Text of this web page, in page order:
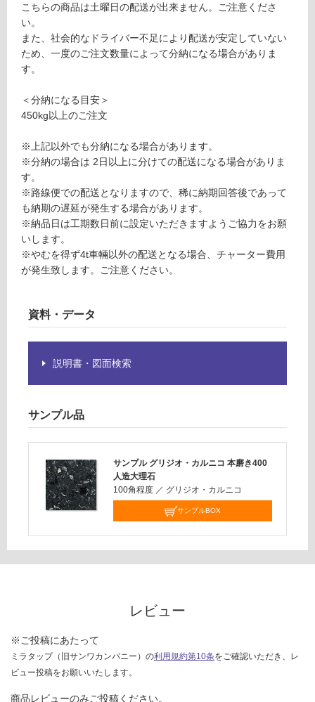
商
仕
様
ご
確
く
だ
い
対
し
て
い
こちらの商品は土曜日の配送が出来ません。ご注意くださ
い。
また、社会的なドライバー不足により配送が安定していない
ため、一度のご注文数量によって分納になる場合がありま
す。
＜分納になる目安＞
450kg以上のご注文
※上記以外でも分納になる場合があります。
※分納の場合は 2日以上に分けての配送になる場合がありま
す。
※路線便での配送となりますので、稀に納期回答後であって
も納期の遅延が発生する場合があります。
※納品日は工期数日前に設定いただきますようご協力をお願
いします。
※やむを得ず4t車輛以外の配送となる場合、チャーター費用
が発生致します。ご注意ください。
資料・データ
説明書・図面検索
サンプル品
サンプル グリジオ・カルニコ 本磨き400
人造大理石
100角程度 ／ グリジオ・カルニコ
サンプルBOX
レビュー
※ご投稿にあたって
ミラタップ（旧サンワカンパニー）の利用規約第10条をご確認いただき、レ
ビュー投稿をお願いいたします。
商品レビューのみご投稿ください。